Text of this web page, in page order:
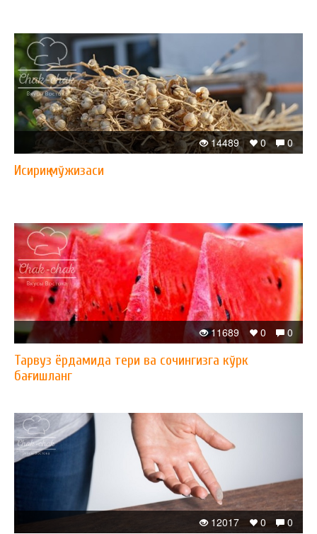
0
0
14489
Исириқ мўжизаси
0
0
11689
Тарвуз ёрдамида тери ва сочингизга кўрк
бағишланг
0
0
12017